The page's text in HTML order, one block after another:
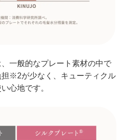
⼀般的なプレート素材の中で
担※2が少なく、キューティクル
⼼地です。